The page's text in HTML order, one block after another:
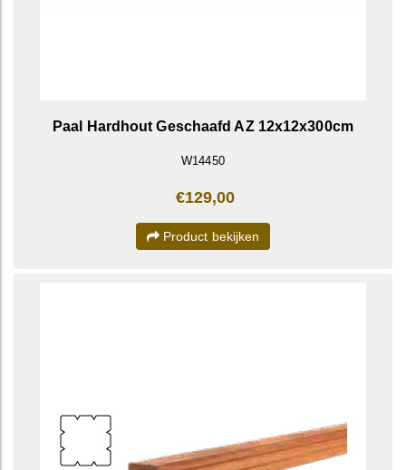
Paal Hardhout Geschaafd AZ 12x12x300cm
W14450
€129,00
Product bekijken